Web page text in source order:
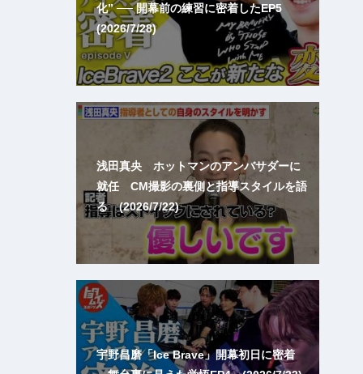
化” ── 開幕前の練習に密着したEP5
(2026/7/28)
浅田真央 ホットマンのアンバサダーに
就任 CM撮影の裏側と指導スタイルを語
る (2026/7/22)
宇野昌磨「Ice Brave」開幕初日に密着